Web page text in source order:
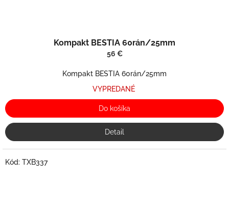
Kompakt BESTIA 60rán/25mm
56 €
Kompakt BESTIA 60rán/25mm
VYPREDANÉ
Do košíka
Detail
Kód: TXB337